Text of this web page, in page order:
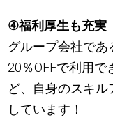
④福利厚生も充実
グループ会社であ
20％OFFで利用
ど、自身のスキ
しています！